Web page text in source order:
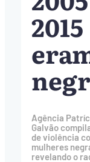
2015
Agência
Galvão
de violência
mulheres
revelando o